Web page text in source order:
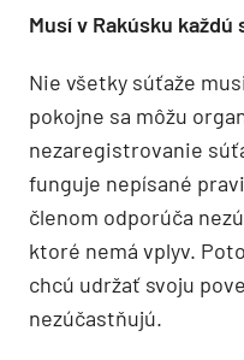
Musí v Rakúsku
Nie všetky súťaže
pokojne sa môžu
nezaregistrovanie
funguje nepísané
členom odporúča
ktoré nemá vplyv.
chcú udržať svoju
nezúčastňujú.